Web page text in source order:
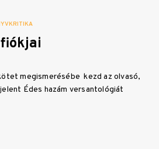
megismerésébe kezd az olvasó,
Édes hazám versantológiát